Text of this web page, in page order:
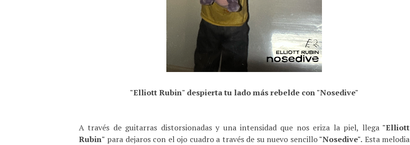
"Elliott Rubin" despierta tu lado más rebelde con "Nosedive"
A través de guitarras distorsionadas y una intensidad que nos eriza la piel, llega"Elliott
Rubin" para dejaros con el ojo cuadro a través de su nuevo sencillo"Nosedive". Esta melodia